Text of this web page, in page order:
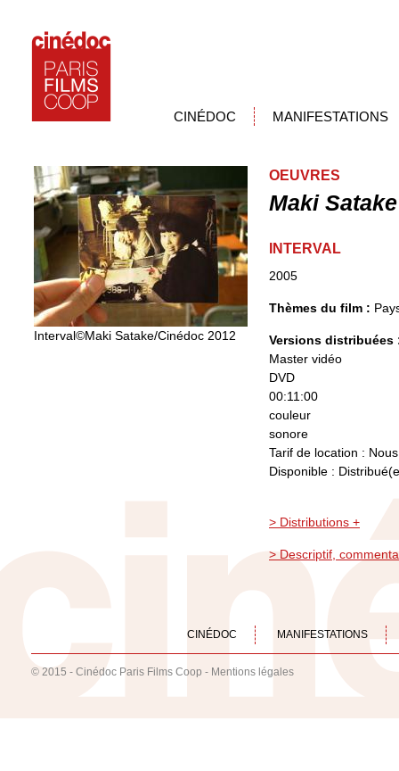
CINÉDOC MANIFESTATIONS
Interval©Maki Satake/Cinédoc 2012
OEUVRES
Maki Satake
INTERVAL
2005
Thèmes du film :
Versions
Master vidéo
DVD
00:11:00
couleur
sonore
Tarif de location :
Disponible :
> Distributions +
> Descriptif,
CINÉDOC MANIFESTATIONS
© 2015 - Cinédoc Paris Films Coop - Mentions légales